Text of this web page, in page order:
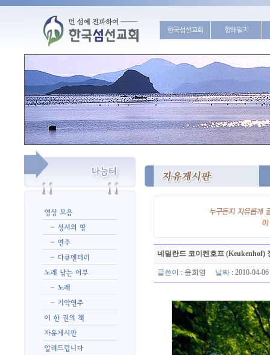
한국섬선교회 항해일지
네덜란드 코이켄호프 (Keukenhof)
글쓴이 : 윤희영 날짜 : 2010-04-